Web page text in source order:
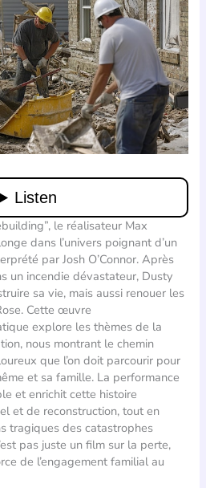
le réalisateur Max
dans l’univers poignant d’un
par Josh O’Connor. Après
un incendie dévastateur, Dusty
sa vie, mais aussi renouer les
Cette œuvre
explore les thèmes de la
nous montrant le chemin
que l’on doit parcourir pour
et sa famille. La performance
et enrichit cette histoire
et de reconstruction, tout en
tragiques des catastrophes
pas juste un film sur la perte,
de l’engagement familial au